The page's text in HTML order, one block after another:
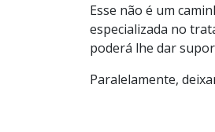
Esse não é um
especializada no
poderá lhe dar
Paralelamente,